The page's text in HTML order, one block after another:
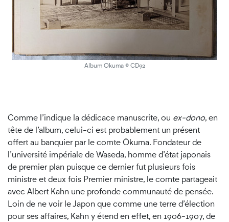
Album Okuma © CD92
Comme l’indique la dédicace manuscrite, ou ex-dono, en
tête de l’album, celui-ci est probablement un présent
offert au banquier par le comte Ōkuma. Fondateur de
l’université impériale de Waseda, homme d’état japonais
de premier plan puisque ce dernier fut plusieurs fois
ministre et deux fois Premier ministre, le comte partageait
avec Albert Kahn une profonde communauté de pensée.
Loin de ne voir le Japon que comme une terre d’élection
pour ses affaires, Kahn y étend en effet, en 1906-1907, de